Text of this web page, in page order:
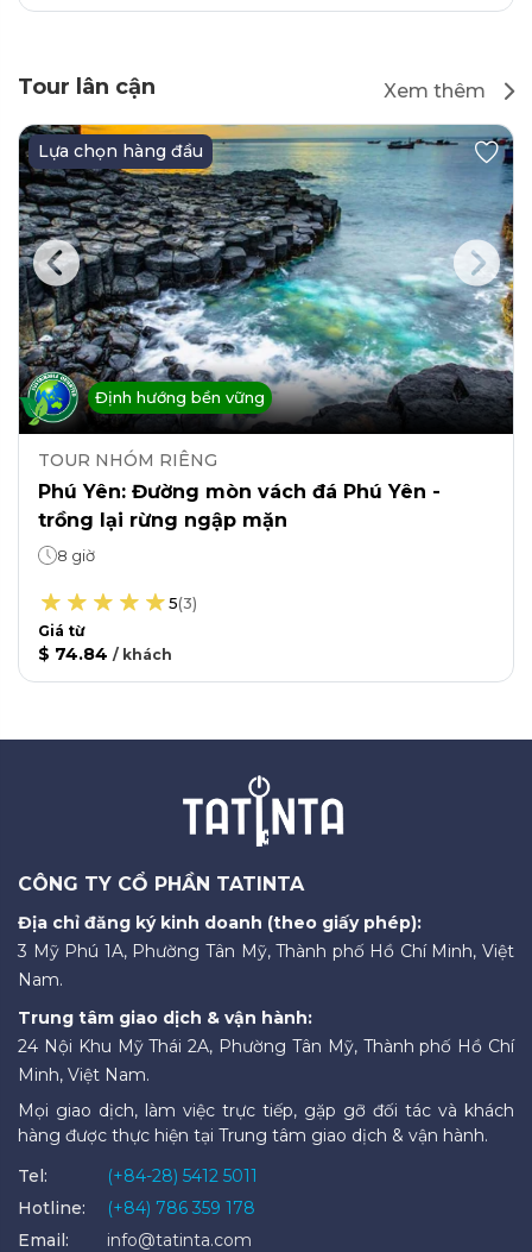
Tour lân cận Xem thêm
Lựa chọn hàng đầu
Định hướng bền vững
TOUR NHÓM RIÊNG
Phú Yên: Đường mòn vách đá Phú Yên -
trồng lại rừng ngập mặn
8 giờ
5(3)
Giá từ
$ 74.84 / khách
CÔNG TY CỔ PHẦN TATINTA
Địa chỉ đăng ký kinh doanh (theo giấy phép):
3 Mỹ Phú 1A, Phường Tân Mỹ, Thành phố Hồ Chí Minh, Việt
Nam.
Trung tâm giao dịch & vận hành:
24 Nội Khu Mỹ Thái 2A, Phường Tân Mỹ, Thành phố Hồ Chí
Minh, Việt Nam.
Mọi giao dịch, làm việc trực tiếp, gặp gỡ đối tác và khách
hàng được thực hiện tại Trung tâm giao dịch & vận hành.
Tel:
(+84-28) 5412 5011
Hotline:
(+84) 786 359 178
Email:
info@tatinta.com